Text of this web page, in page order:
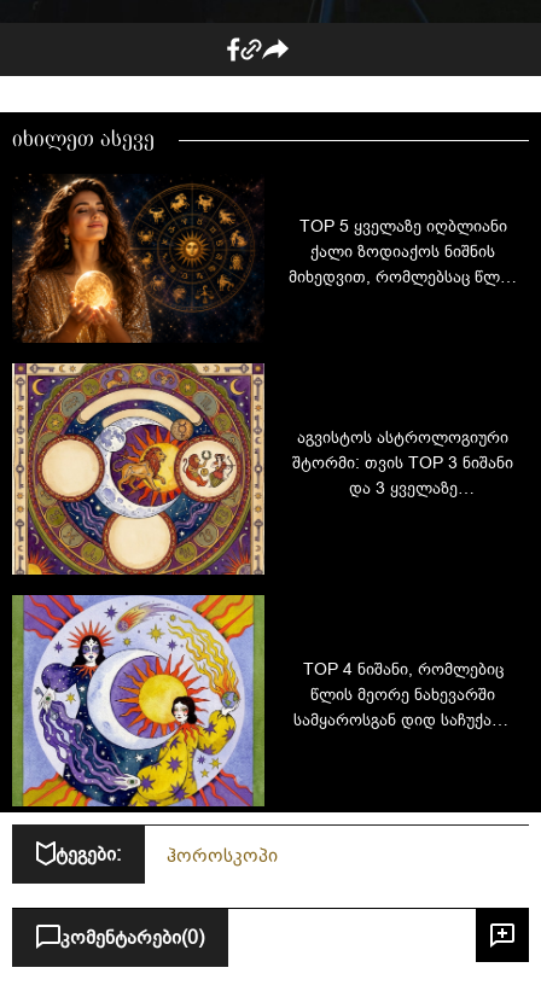
იხილეთ ასევე
TOP 5 ყველაზე იღბლიანი
ქალი ზოდიაქოს ნიშნის
მიხედვით, რომლებსაც წლის
აგვისტოს ასტროლოგიური
შტორმი: თვის TOP 3 ნიშანი
და 3 ყველაზე
TOP 4 ნიშანი, რომლებიც
წლის მეორე ნახევარში
სამყაროსგან დიდ საჩუქარს
ტეგები: ჰოროსკოპი
კომენტარები(0)